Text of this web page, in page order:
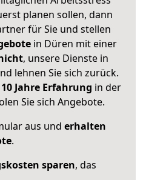
planen sollen, dann
für Sie und stellen
in Düren mit einer
, unsere Dienste in
lehnen Sie sich zurück.
Jahre Erfahrung in der
Sie sich Angebote.
aus und erhalten
.
sparen, das